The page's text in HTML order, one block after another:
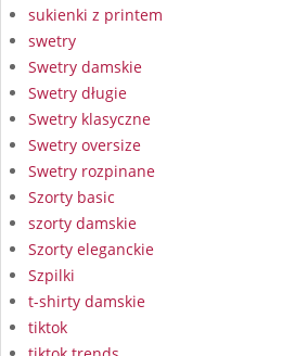
sukienki z printem
swetry
Swetry damskie
Swetry długie
Swetry klasyczne
Swetry oversize
Swetry rozpinane
Szorty basic
szorty damskie
Szorty eleganckie
Szpilki
t-shirty damskie
tiktok